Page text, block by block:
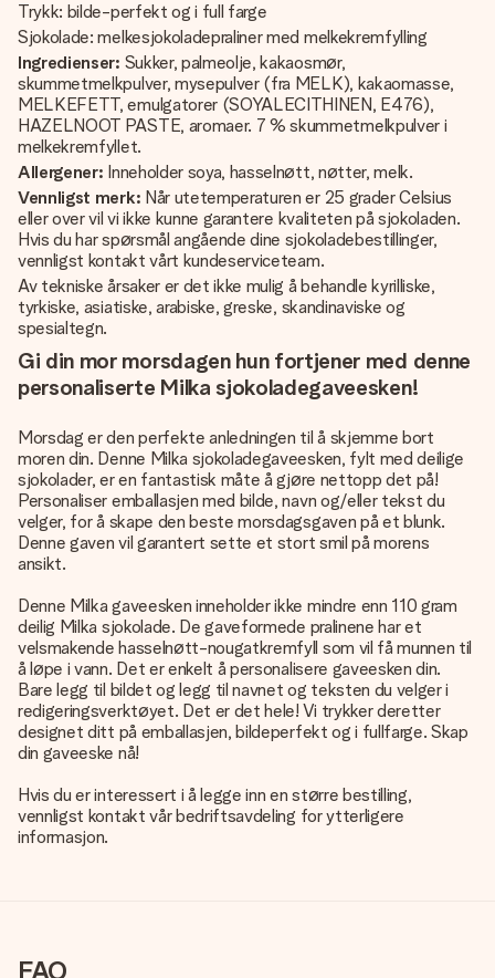
Trykk: bilde-perfekt og i full farge
Sjokolade: melkesjokoladepraliner med melkekremfylling
Ingredienser: Sukker, palmeolje, kakaosmør,
skummetmelkpulver, mysepulver (fra MELK), kakaomasse,
MELKEFETT, emulgatorer (SOYALECITHINEN, E476),
HAZELNOOT PASTE, aromaer. 7 % skummetmelkpulver i
melkekremfyllet.
Allergener: Inneholder soya, hasselnøtt, nøtter, melk.
Vennligst merk: Når utetemperaturen er 25 grader Celsius
eller over vil vi ikke kunne garantere kvaliteten på sjokoladen.
Hvis du har spørsmål angående dine sjokoladebestillinger,
vennligst kontakt vårt kundeserviceteam.
Av tekniske årsaker er det ikke mulig å behandle kyrilliske,
tyrkiske, asiatiske, arabiske, greske, skandinaviske og
spesialtegn.
Gi din mor morsdagen hun fortjener med denne
personaliserte Milka sjokoladegaveesken!
Morsdag er den perfekte anledningen til å skjemme bort
moren din. Denne Milka sjokoladegaveesken, fylt med deilige
sjokolader, er en fantastisk måte å gjøre nettopp det på!
Personaliser emballasjen med bilde, navn og/eller tekst du
velger, for å skape den beste morsdagsgaven på et blunk.
Denne gaven vil garantert sette et stort smil på morens
ansikt.
Denne Milka gaveesken inneholder ikke mindre enn 110 gram
deilig Milka sjokolade. De gaveformede pralinene har et
velsmakende hasselnøtt-nougatkremfyll som vil få munnen til
å løpe i vann. Det er enkelt å personalisere gaveesken din.
Bare legg til bildet og legg til navnet og teksten du velger i
redigeringsverktøyet. Det er det hele! Vi trykker deretter
designet ditt på emballasjen, bildeperfekt og i fullfarge. Skap
din gaveeske nå!
Hvis du er interessert i å legge inn en større bestilling,
vennligst kontakt vår bedriftsavdeling for ytterligere
informasjon.
FAQ